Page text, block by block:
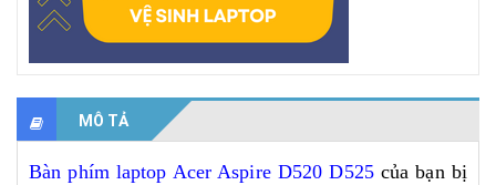
MÔ TẢ
Bàn phím laptop Acer Aspire D520 D525của bạn bị